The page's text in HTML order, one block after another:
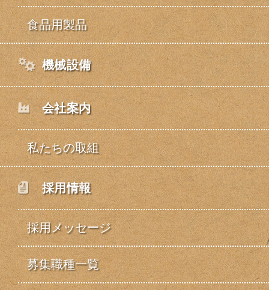
食品用製品
機械設備
会社案内
私たちの取組
採用情報
採用メッセージ
募集職種一覧